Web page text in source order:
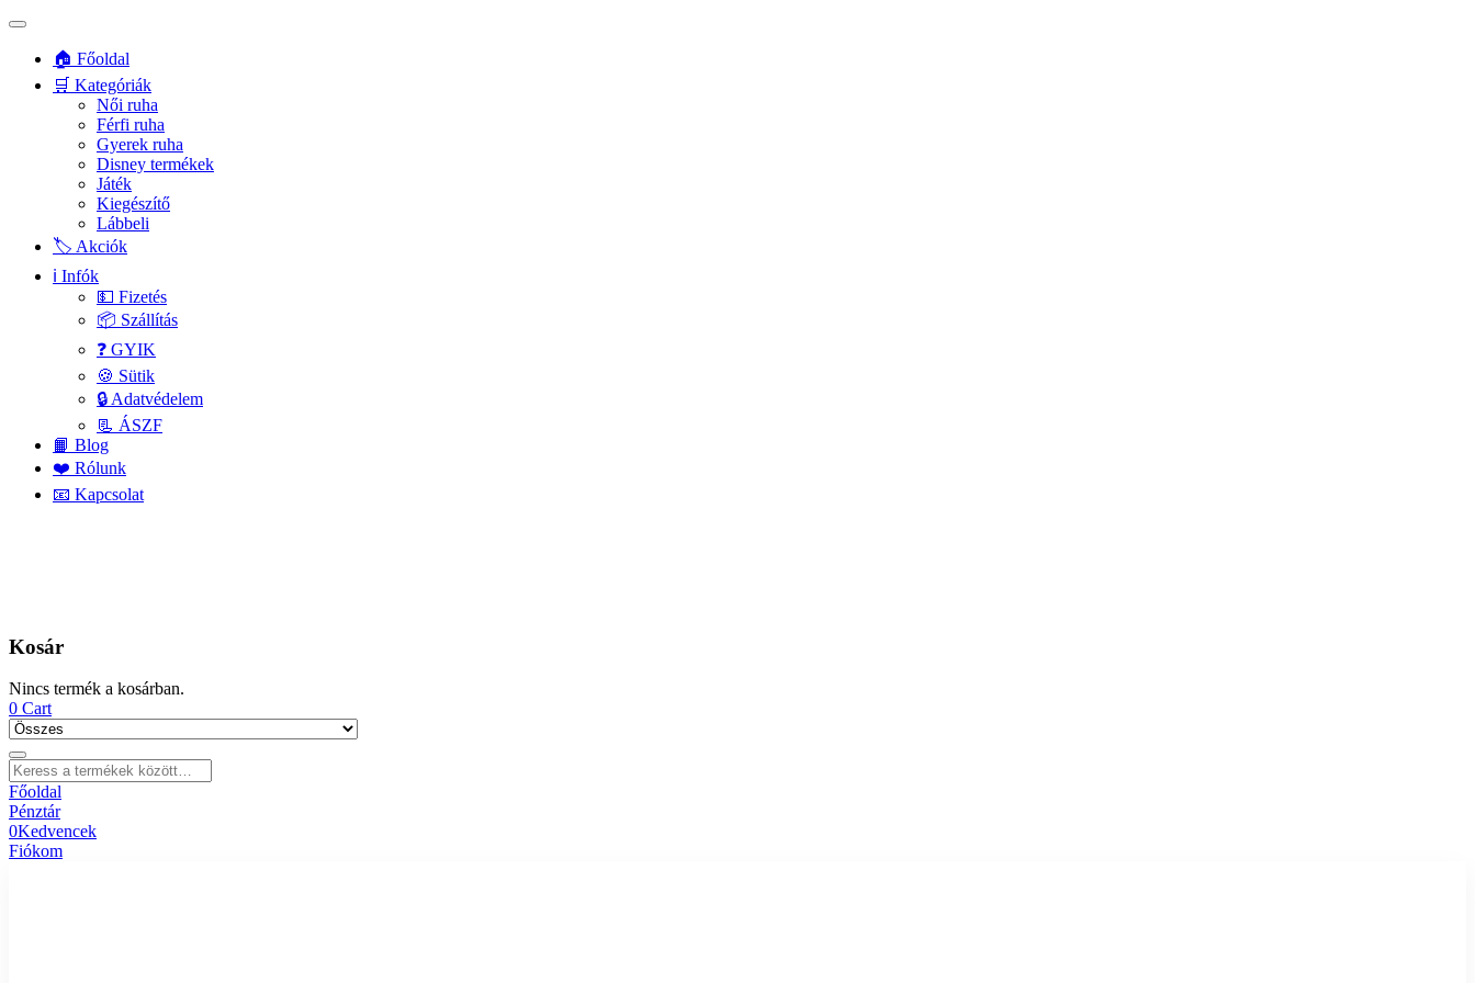
🏠 Főoldal
🛒 Kategóriák
Női ruha
Férfi ruha
Gyerek ruha
Disney termékek
Játék
Kiegészítő
Lábbeli
🏷️ Akciók
ℹ️ Infók
💵 Fizetés
📦 Szállítás
❓ GYIK
🍪 Sütik
🔒 Adatvédelem
📃 ÁSZF
📙 Blog
❤️ Rólunk
📧 Kapcsolat
Kosár
Nincs termék a kosárban.
0 Cart
Főoldal
Pénztár
0Kedvencek
Fiókom